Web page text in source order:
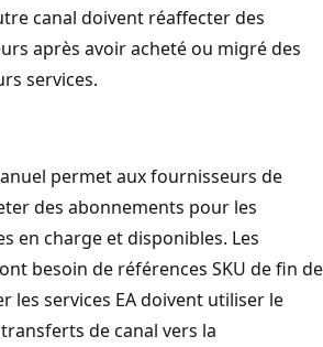
canal doivent réaffecter des
après avoir acheté ou migré des
services.
permet aux fournisseurs de
des abonnements pour les
en charge et disponibles. Les
besoin de références SKU de fin de
les services EA doivent utiliser le
de canal vers la